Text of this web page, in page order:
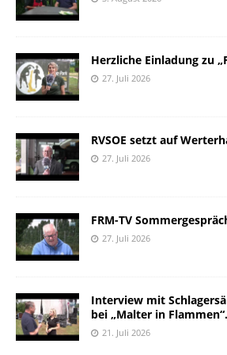
Herzliche Einladung zu
27. Juli 2026
RVSOE setzt auf
27. Juli 2026
FRM-TV
27. Juli 2026
Interview mit
bei „Malter in Flammen“.
21. Juli 2026